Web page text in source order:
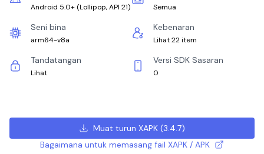
Android 5.0+ (Lollipop, API 21) Semua
Seni bina
arm64-v8a
Kebenaran
Lihat 22 item
Tandatangan
Lihat
Versi SDK Sasaran
0
Muat turun XAPK(3.4.7)
Bagaimana untuk memasang fail XAPK / APK